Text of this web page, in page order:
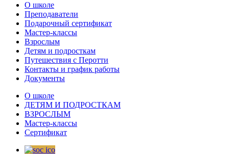
О школе
Преподаватели
Подарочный сертификат
Мастер-классы
Взрослым
Детям и подросткам
Путешествия с Перотти
Контакты и график работы
Документы
О школе
ДЕТЯМ И ПОДРОСТКАМ
ВЗРОСЛЫМ
Мастер-классы
Сертификат